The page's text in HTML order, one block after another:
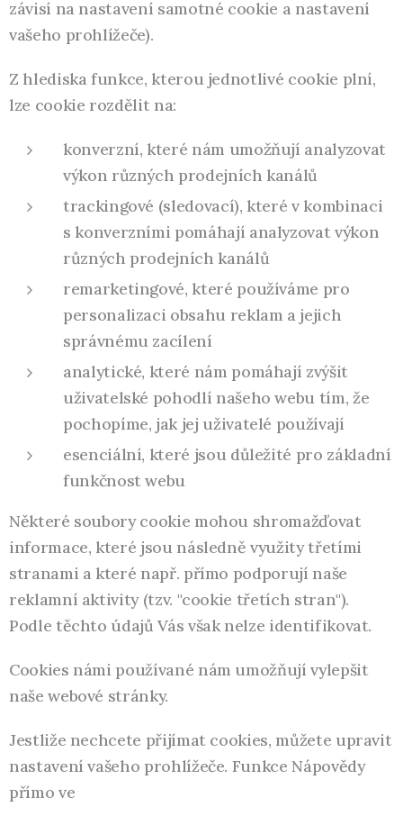
závisí na nastavení samotné cookie a nastavení
vašeho prohlížeče).
Z hlediska funkce, kterou jednotlivé cookie plní,
lze cookie rozdělit na:
konverzní, které nám umožňují analyzovat
výkon různých prodejních kanálů
trackingové (sledovací), které v kombinaci
s konverzními pomáhají analyzovat výkon
různých prodejních kanálů
remarketingové, které používáme pro
personalizaci obsahu reklam a jejich
správnému zacílení
analytické, které nám pomáhají zvýšit
uživatelské pohodlí našeho webu tím, že
pochopíme, jak jej uživatelé používají
esenciální, které jsou důležité pro základní
funkčnost webu
Některé soubory cookie mohou shromažďovat
informace, které jsou následně využity třetími
stranami a které např. přímo podporují naše
reklamní aktivity (tzv. "cookie třetích stran").
Podle těchto údajů Vás však nelze identifikovat.
Cookies námi používané nám umožňují vylepšit
naše webové stránky.
Jestliže nechcete přijímat cookies, můžete upravit
nastavení vašeho prohlížeče. Funkce Nápovědy
přímo ve